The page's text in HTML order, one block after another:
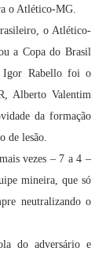
o Atlético-MG.
o Atlético-
a Copa do Brasil
Igor Rabello foi o
Alberto Valentim
da formação
de lesão.
vezes – 7 a 4 –
mineira, que só
neutralizando o
do adversário e